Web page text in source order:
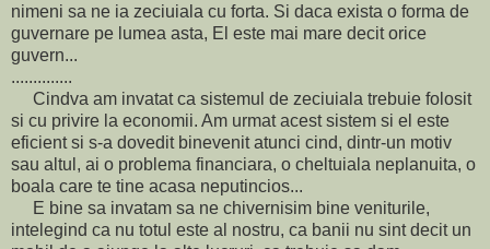
nimeni sa ne ia zeciuiala cu forta. Si daca exista o forma de
guvernare pe lumea asta, El este mai mare decit orice
guvern...
..............
Cindva am invatat ca sistemul de zeciuiala trebuie folosit
si cu privire la economii. Am urmat acest sistem si el este
eficient si s-a dovedit binevenit atunci cind, dintr-un motiv
sau altul, ai o problema financiara, o cheltuiala neplanuita, o
boala care te tine acasa neputincios...
E bine sa invatam sa ne chivernisim bine veniturile,
intelegind ca nu totul este al nostru, ca banii nu sint decit un